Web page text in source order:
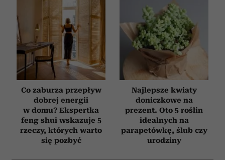
Co zaburza przepływ
dobrej energii
w domu? Ekspertka
feng shui wskazuje 5
rzeczy, których warto
się pozbyć
Najlepsze kwiaty
doniczkowe na
prezent. Oto 5 roślin
idealnych na
parapetówkę, ślub czy
urodziny